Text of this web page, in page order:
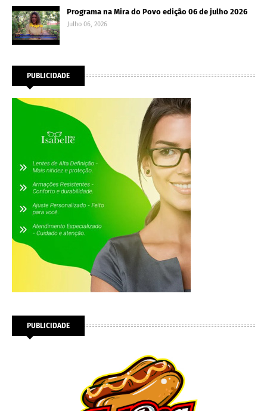
Programa na Mira do Povo edição 06 de julho 2026
Julho 06, 2026
PUBLICIDADE
PUBLICIDADE